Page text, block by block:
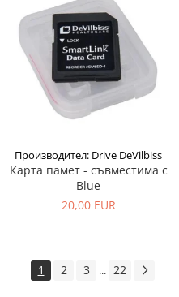
Производител: Drive DeVilbiss
Карта памет - съвместима с
Blue
20,00 EUR
1 2 3 ... 22